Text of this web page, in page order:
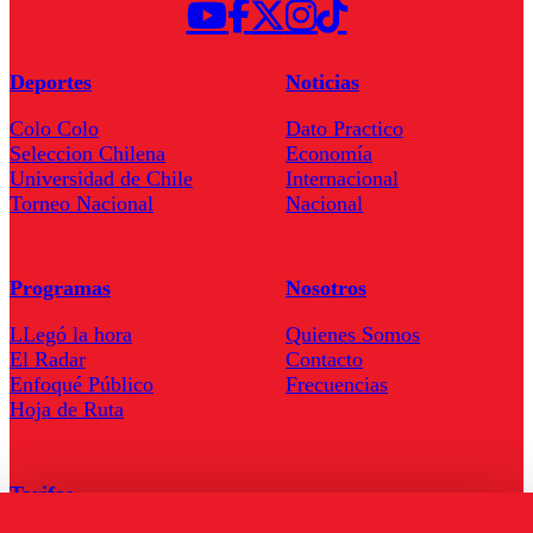
Deportes
Colo Colo
Seleccion Chilena
Universidad de Chile
Torneo Nacional
Noticias
Dato Practico
Economía
Internacional
Nacional
Programas
LLegó la hora
El Radar
Enfoqué Público
Hoja de Ruta
Nosotros
Quienes Somos
Contacto
Frecuencias
Tarifas